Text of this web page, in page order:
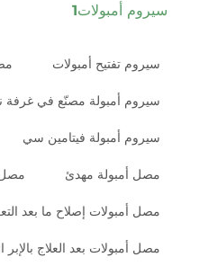
سيروم أمبولات1
سيروم تفتيح أمبولات
سيروم أمبولة مصنّع في غرفة
سيروم أمبولة فيتامين سي
مصل أمبولة مهدئ مصل
مصل أمبولات إصلاح ما بعد
مصل أمبولات بعد العلاج بالإبر